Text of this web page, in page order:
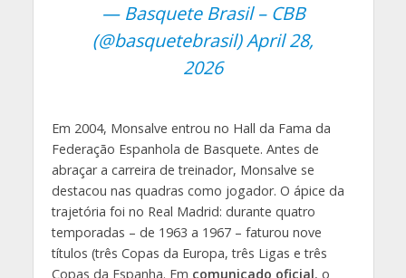
— Basquete Brasil – CBB
(@basquetebrasil)April 28,
2026
Em 2004, Monsalve entrou no Hall da Fama da
Federação Espanhola de Basquete. Antes de
abraçar a carreira de treinador, Monsalve se
destacou nas quadras como jogador. O ápice da
trajetória foi no Real Madrid: durante quatro
temporadas – de 1963 a 1967 – faturou nove
títulos (três Copas da Europa, três Ligas e três
Copas da Espanha. Em comunicado oficial, o